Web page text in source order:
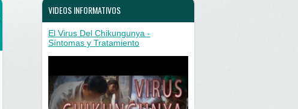
VIDEOS INFORMATIVOS
El Virus Del Chikungunya -
Síntomas y Tratamiento